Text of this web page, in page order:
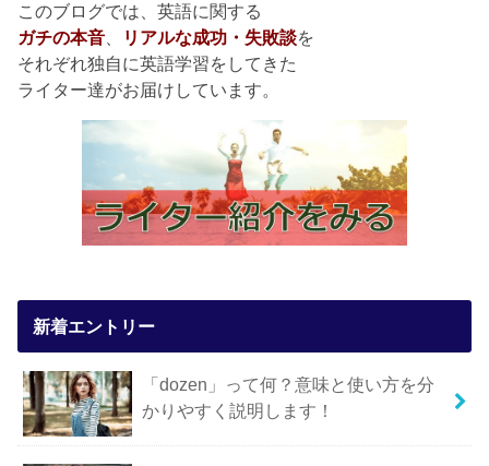
このブログでは、英語に関する
ガチの本音
リアルな成功・失敗談を
それぞれ独自に英語学習をしてきた
ライター達がお届けしています。
新着エントリー
「dozen」って何？意味と使い方を分
かりやすく説明します！